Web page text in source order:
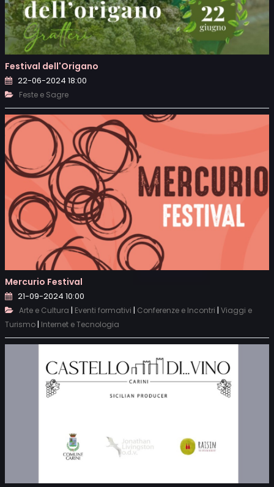
Festival dell'Origano
22-06-2024 18:00
Feste e Sagre
Mercurio Festival
21-09-2024 10:00
Arte e Cultura | Eventi formativi | Conferenze e Incontri | Viaggi e
Turismo | Internet e Tecnologia